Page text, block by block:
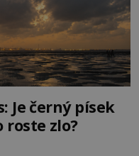
Je černý písek
roste zlo?